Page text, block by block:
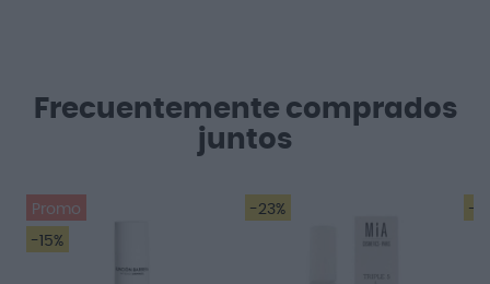
Frecuentemente comprados
juntos
Promo
-15%
-23% -